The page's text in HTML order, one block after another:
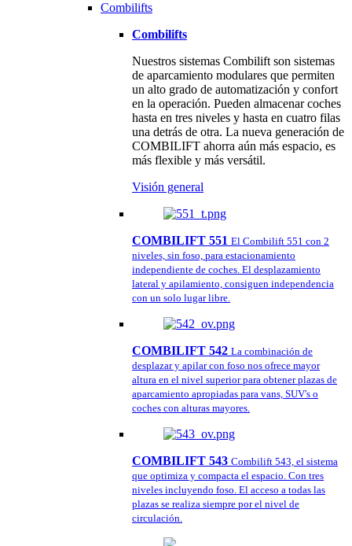
Combilifts
Combilifts
Nuestros sistemas Combilift son sistemas
de aparcamiento modulares que permiten
un alto grado de automatización y confort
en la operación. Pueden almacenar coches
hasta en tres niveles y hasta en cuatro filas
una detrás de otra. La nueva generación de
COMBILIFT ahorra aún más espacio, es
más flexible y más versátil.
Visión general
COMBILIFT 551 El Combilift 551 con 2
niveles, sin foso, para estacionamiento
independiente de coches. El desplazamiento
lateral y apilamiento, consiguen independencia
con un solo lugar libre.
COMBILIFT 542 La combinación de
desplazar y apilar con foso nos ofrece mayor
altura en el nivel superior para obtener plazas de
aparcamiento apropiadas para vans, SUV's o
coches con alturas mayores.
COMBILIFT 543 Combilift 543, el sistema
que optimiza y compacta el espacio. Con tres
niveles incluyendo foso. El acceso a todas las
plazas se realiza siempre por el nivel de
circulación.